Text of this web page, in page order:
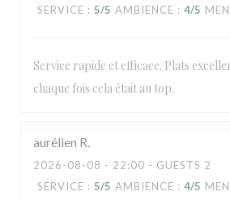
SERVICE : 5/5 AMBIENCE : 4/5
Service rapide et efficace. Plats
chaque fois cela était au top.
aurélien R
2026-08-08 - 22:00 - GUESTS 2
SERVICE : 5/5 AMBIENCE : 4/5